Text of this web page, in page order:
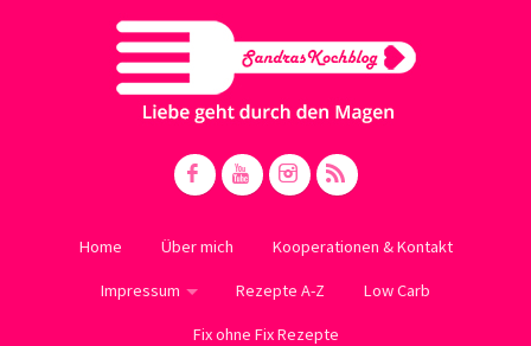
Home Über mich Kooperationen & Kontakt
Impressum Rezepte A-Z Low Carb
Fix ohne Fix Rezepte